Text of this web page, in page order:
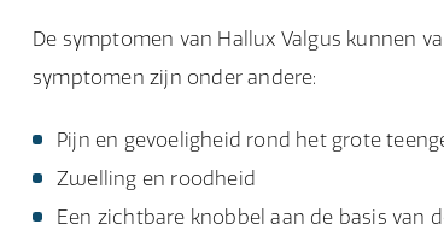
De symptomen van Hallux Valgus kunnen
symptomen zijn onder andere:
Pijn en gevoeligheid rond het grote
Zwelling en roodheid
Een zichtbare knobbel aan de basis van